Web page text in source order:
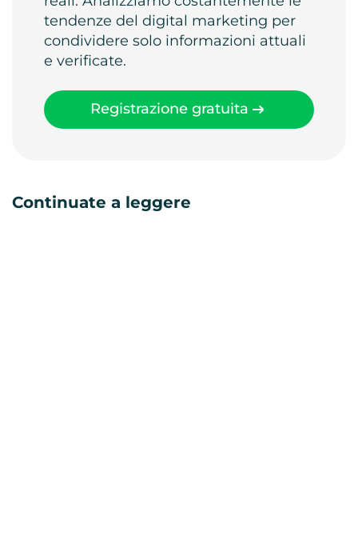
tendenze del digital marketing per
condividere solo informazioni attuali
e verificate.
Registrazione gratuita
Continuate a leggere